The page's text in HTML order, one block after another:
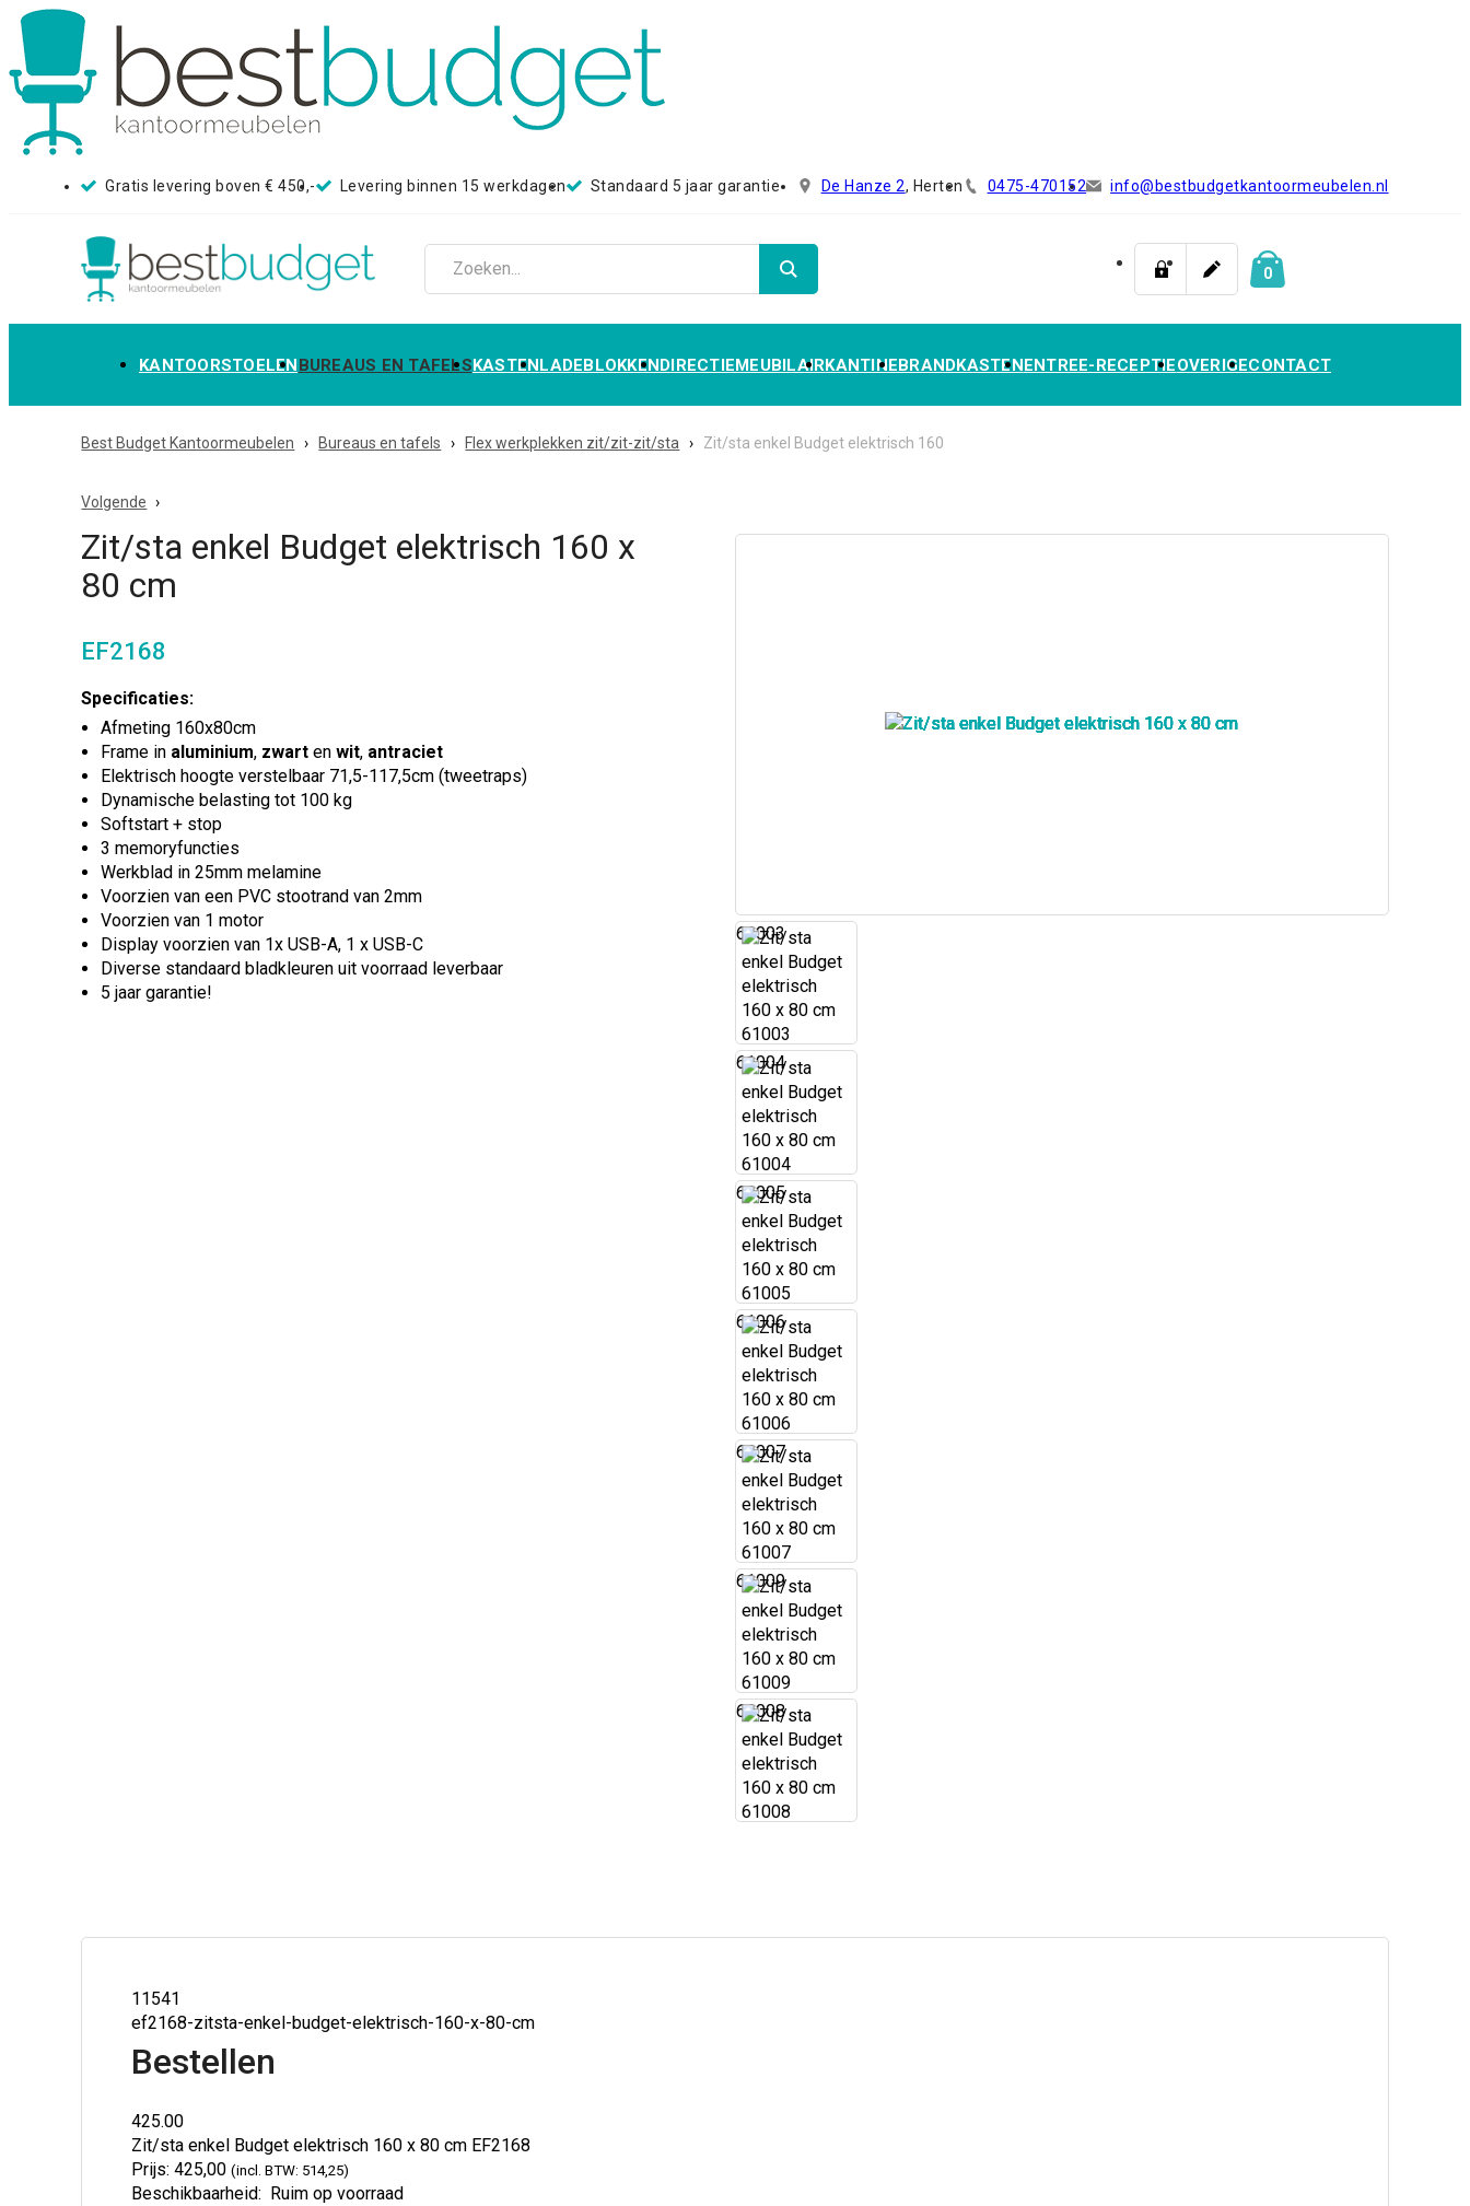
Gratis levering boven € 450,- Levering binnen 15 werkdagen Standaard 5 jaar garantie De Hanze 2, Herten 0475-470152 info@bestbudgetkantoormeubelen.nl
0
KANTOORSTOELENBUREAUS EN TAFELSKASTENLADEBLOKKENDIRECTIEMEUBILAIRKANTINEBRANDKASTENENTREE-RECEPTIEOVERIGECONTACT
Best Budget Kantoormeubelen › Bureaus en tafels › Flex werkplekken zit/zit-zit/sta › Zit/sta enkel Budget elektrisch 160
Volgende
Zit/sta enkel Budget elektrisch 160 x
80 cm
EF2168
Specificaties:
Afmeting 160x80cm
Frame in aluminium, zwart enwit, antraciet
Elektrisch hoogte verstelbaar 71,5-117,5cm (tweetraps)
Dynamische belasting tot 100 kg
Softstart + stop
3 memoryfuncties
Werkblad in 25mm melamine
Voorzien van een PVC stootrand van 2mm
Voorzien van 1 motor
Display voorzien van 1x USB-A, 1 x USB-C
Diverse standaard bladkleuren uit voorraad leverbaar
5 jaar garantie!
61003
61004
61005
61006
61007
61009
61008
11541
ef2168-zitsta-enkel-budget-elektrisch-160-x-80-cm
Bestellen
425.00
Zit/sta enkel Budget elektrisch 160 x 80 cm EF2168
Prijs: 425,00 (incl. BTW: 514,25)
Beschikbaarheid: Ruim op voorraad